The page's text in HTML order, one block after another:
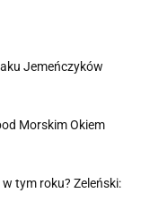
Jemeńczyków
Morskim Okiem
tym roku? Zeleński: